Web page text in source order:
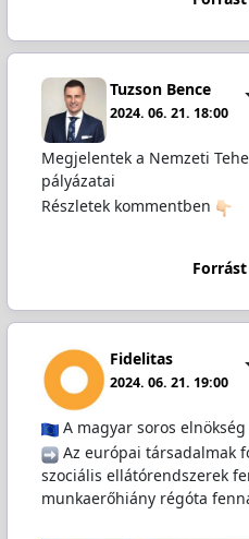
Tuzson Bence
2024. 06. 21. 18:00
Megjelentek a Nemzeti
pályázatai
Részletek kommentben
Fidelitas
2024. 06. 21. 19:00
A magyar soros
Az európai társadalmak
szociális ellátórendszerek
munkaerőhiány régóta